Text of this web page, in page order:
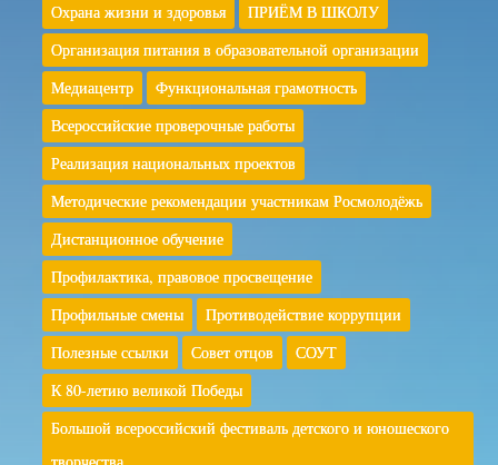
Охрана жизни и здоровья
ПРИЁМ В ШКОЛУ
Организация питания в образовательной организации
Медиацентр
Функциональная грамотность
Всероссийские проверочные работы
Реализация национальных проектов
Методические рекомендации участникам Росмолодёжь
Дистанционное обучение
Профилактика, правовое просвещение
Профильные смены
Противодействие коррупции
Полезные ссылки
Совет отцов
СОУТ
К 80-летию великой Победы
Большой всероссийский фестиваль детского и юношеского